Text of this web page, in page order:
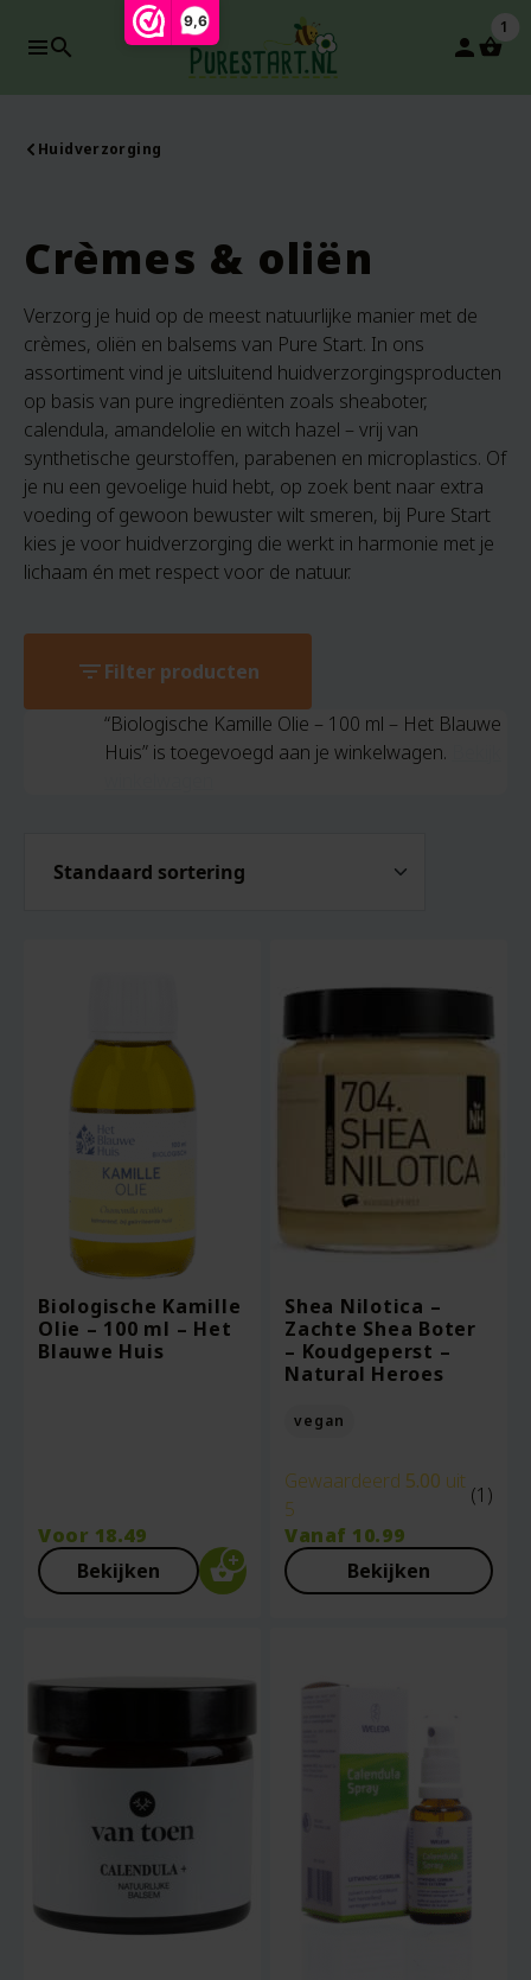
9,6
search person
1
Huidverzorging
Crèmes & oliën
Verzorg je huid op de meest natuurlijke manier met de
crèmes, oliën en balsems van Pure Start. In ons
assortiment vind je uitsluitend huidverzorgingsproducten
op basis van pure ingrediënten zoals sheaboter,
calendula, amandelolie en witch hazel – vrij van
synthetische geurstoffen, parabenen en microplastics. Of
je nu een gevoelige huid hebt, op zoek bent naar extra
voeding of gewoon bewuster wilt smeren, bij Pure Start
kies je voor huidverzorging die werkt in harmonie met je
lichaam én met respect voor de natuur.
filter_listFilter producten
“Biologische Kamille Olie – 100 ml – Het Blauwe
Huis” is toegevoegd aan je winkelwagen.
Biologische Kamille
Olie – 100 ml – Het
Blauwe Huis
Voor 18.49
Bekijken
Shea Nilotica –
Zachte Shea Boter
– Koudgeperst –
Natural Heroes
vegan
Gewaardeerd 5.00 uit
5
(1)
Vanaf 10.99
Bekijken